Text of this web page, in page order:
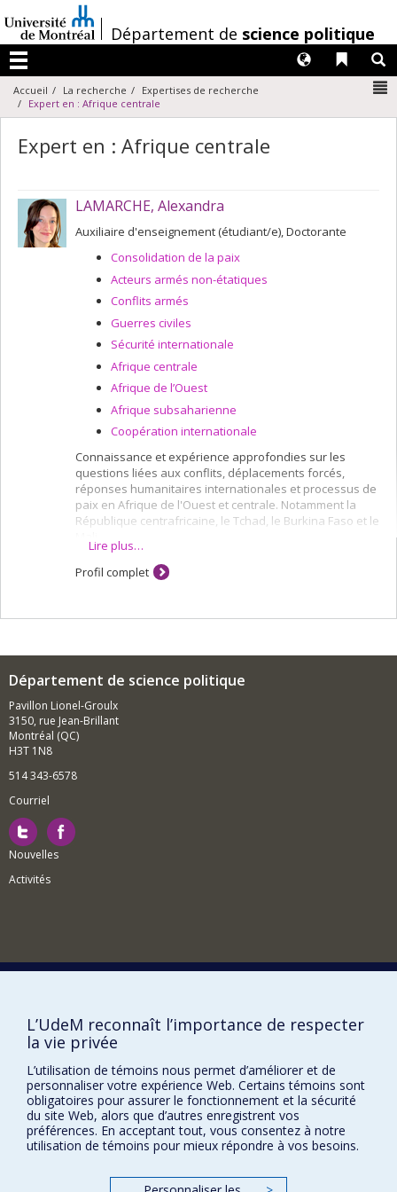
au
contenu
/Département de science politique
Menu
Liens
Langues
Accueil La recherche
Expertises de recherche
Expert en : Afrique centrale
Expert en : Afrique centrale
LAMARCHE, Alexandra
Auxiliaire d'enseignement (étudiant/e), Doctorante
Consolidation de la paix
Acteurs armés non-étatiques
Conflits armés
Guerres civiles
Sécurité internationale
Afrique centrale
Afrique de l’Ouest
Afrique subsaharienne
Coopération internationale
Connaissance et expérience approfondies sur les
questions liées aux conflits, déplacements forcés,
réponses humanitaires internationales et processus de
paix en Afrique de l'Ouest et centrale. Notamment la
République centrafricaine, le Tchad, le Burkina Faso et le
Lire plus…
Profil complet
Département de science politique
Pavillon Lionel-Groulx
3150, rue Jean-Brillant
Montréal (QC)
H3T 1N8
514 343-6578
Courriel
Nouvelles
Activités
BESOIN D'AIDE?
Plan du site
Signaler une erreur
Accessibilité
FACULTÉ DES ARTS ET DES SCIENCES
Nos centres d'études
L’UdeM reconnaît l’importance de respecter
la vie privée
L’utilisation de témoins nous permet d’améliorer et de
personnaliser votre expérience Web. Certains témoins sont
obligatoires pour assurer le fonctionnement et la sécurité
du site Web, alors que d’autres enregistrent vos
préférences. En acceptant tout, vous consentez à notre
utilisation de témoins pour mieux répondre à vos besoins.